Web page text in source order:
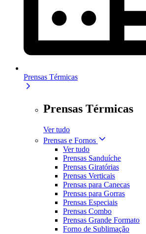
Prensas Térmicas
Prensas Térmicas
Ver tudo
Prensas e Fornos
Ver tudo
Prensas Sanduíche
Prensas Giratórias
Prensas Verticais
Prensas para Canecas
Prensas para Gorras
Prensas Especiais
Prensas Combo
Prensas Grande Formato
Forno de Sublimação